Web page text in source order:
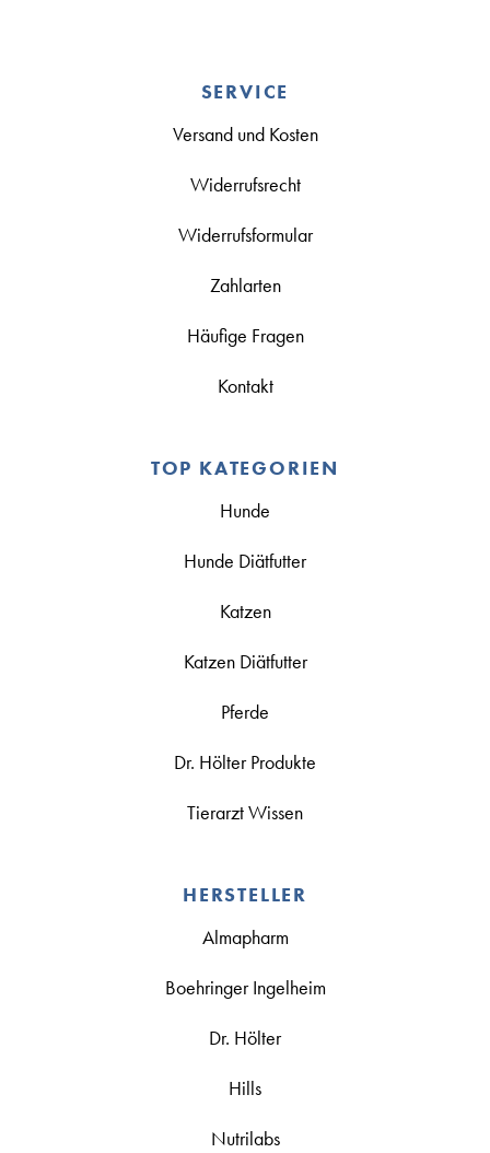
SERVICE
Versand und Kosten
Widerrufsrecht
Widerrufsformular
Zahlarten
Häufige Fragen
Kontakt
TOP KATEGORIEN
Hunde
Hunde Diätfutter
Katzen
Katzen Diätfutter
Pferde
Dr. Hölter Produkte
Tierarzt Wissen
HERSTELLER
Almapharm
Boehringer Ingelheim
Dr. Hölter
Hills
Nutrilabs